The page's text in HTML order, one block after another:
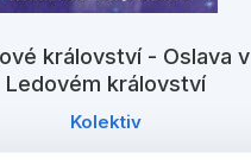
království - Oslava v
Ledovém království
Kolektiv